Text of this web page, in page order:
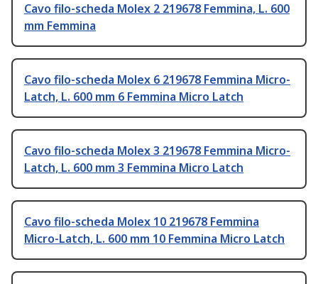
Cavo filo-scheda Molex 2 219678 Femmina, L. 600
mm Femmina
Cavo filo-scheda Molex 6 219678 Femmina Micro-
Latch, L. 600 mm 6 Femmina Micro Latch
Cavo filo-scheda Molex 3 219678 Femmina Micro-
Latch, L. 600 mm 3 Femmina Micro Latch
Cavo filo-scheda Molex 10 219678 Femmina
Micro-Latch, L. 600 mm 10 Femmina Micro Latch